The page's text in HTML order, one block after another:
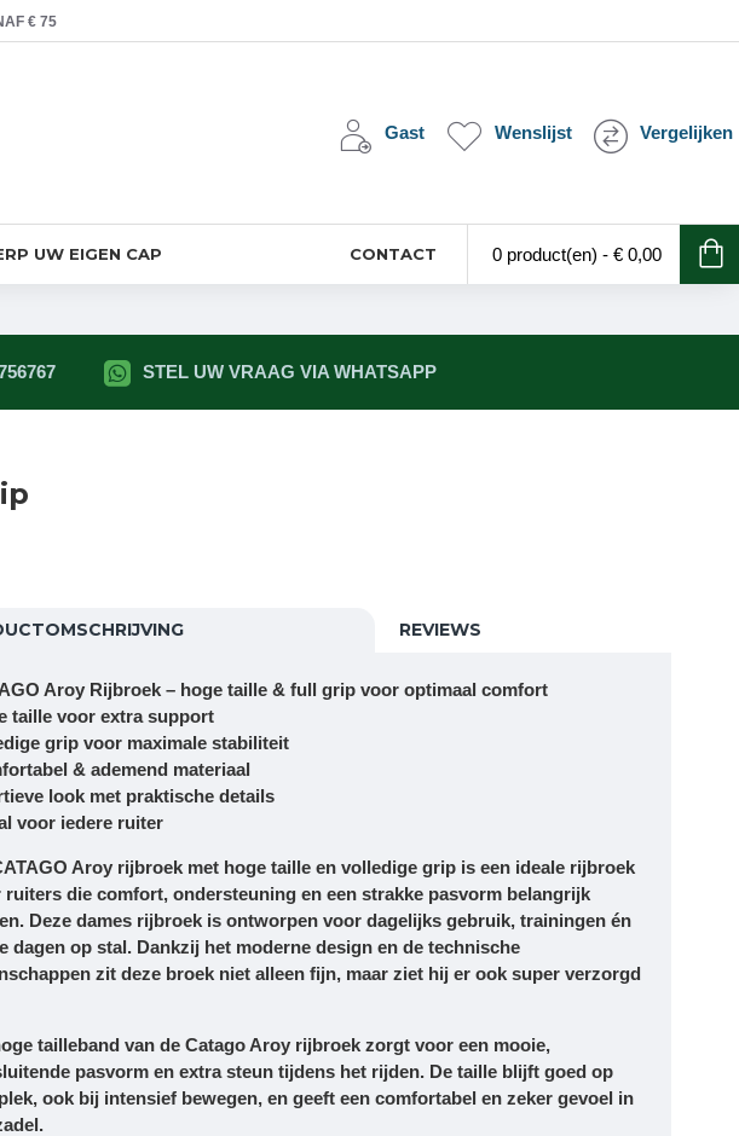
€ 75
Gast Wenslijst Vergelijken
UW EIGEN CAP CONTACT 0 product(en) - € 0,00
STEL UW VRAAG VIA WHATSAPP
REVIEWS
Aroy Rijbroek – hoge taille & full grip voor optimaal comfort
taille voor extra support
grip voor maximale stabiliteit
& ademend materiaal
look met praktische details
voor iedere ruiter
Aroy rijbroek met hoge taille en volledige grip is een ideale rijbroek
ruiters die comfort, ondersteuning en een strakke pasvorm belangrijk
Deze dames rijbroek is ontworpen voor dagelijks gebruik, trainingen én
dagen op stal. Dankzij het moderne design en de technische
zit deze broek niet alleen fijn, maar ziet hij er ook super verzorgd
tailleband van de Catago Aroy rijbroek zorgt voor een mooie,
pasvorm en extra steun tijdens het rijden. De taille blijft goed op
ook bij intensief bewegen, en geeft een comfortabel en zeker gevoel in